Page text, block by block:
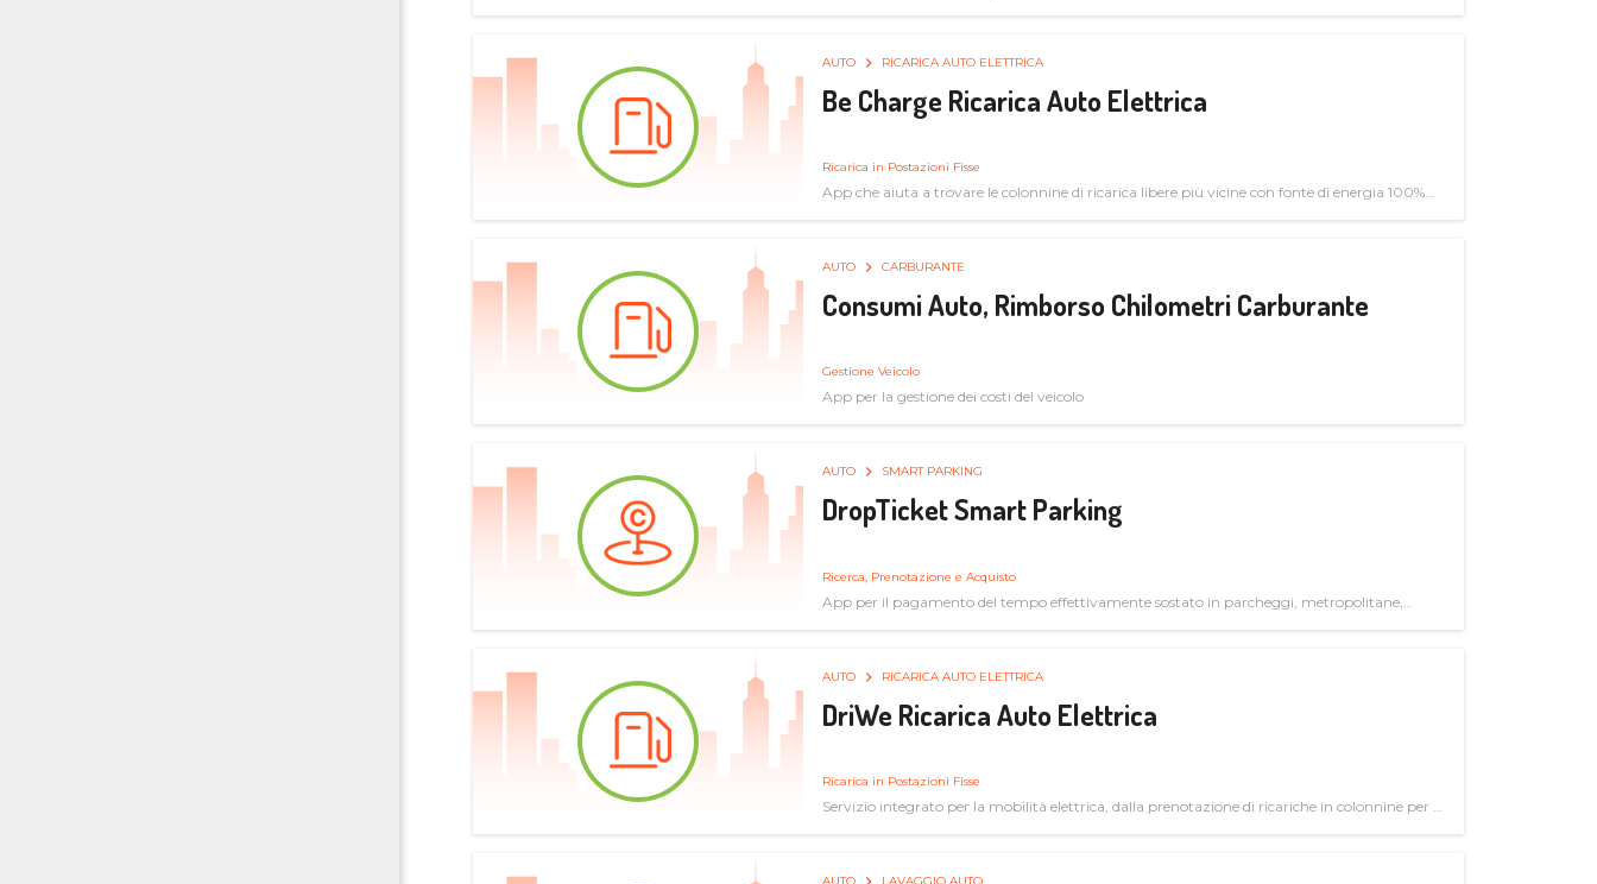
AUTO RICARICA AUTO ELETTRICA
Be Charge Ricarica Auto Elettrica
Ricarica in Postazioni Fisse
App che aiuta a trovare le colonnine di ricarica libere più vicine con fonte di energia 100%
AUTO CARBURANTE
Consumi Auto, Rimborso Chilometri Carburante
Gestione Veicolo
App per la gestione dei costi del veicolo
AUTO SMART PARKING
DropTicket Smart Parking
Ricerca, Prenotazione e Acquisto
App per il pagamento del tempo effettivamente sostato in parcheggi, metropolitane,
AUTO RICARICA AUTO ELETTRICA
DriWe Ricarica Auto Elettrica
Ricarica in Postazioni Fisse
Servizio integrato per la mobilità elettrica, dalla prenotazione di ricariche in colonnine per il